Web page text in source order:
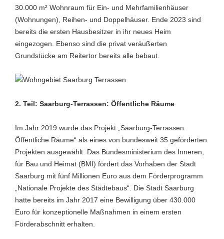
30.000 m² Wohnraum für Ein- und Mehrfamilienhäuser
(Wohnungen), Reihen- und Doppelhäuser. Ende 2023 sind
bereits die ersten Hausbesitzer in ihr neues Heim
eingezogen. Ebenso sind die privat veräußerten
Grundstücke am Reitertor bereits alle bebaut.
2. Teil: Saarburg-Terrassen: Öffentliche Räume
Im Jahr 2019 wurde das Projekt „Saarburg-Terrassen:
Öffentliche Räume“ als eines von bundesweit 35 geförderten
Projekten ausgewählt. Das Bundesministerium des Inneren,
für Bau und Heimat (BMI) fördert das Vorhaben der Stadt
Saarburg mit fünf Millionen Euro aus dem Förderprogramm
„Nationale Projekte des Städtebaus“. Die Stadt Saarburg
hatte bereits im Jahr 2017 eine Bewilligung über 430.000
Euro für konzeptionelle Maßnahmen in einem ersten
Förderabschnitt erhalten.